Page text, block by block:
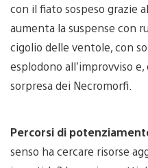
con il fiato sospeso grazie
aumenta la suspense con
cigolio delle ventole, con
esplodono all’improvviso
sorpresa dei Necromorfi.
Percorsi di
senso ha cercare risorse